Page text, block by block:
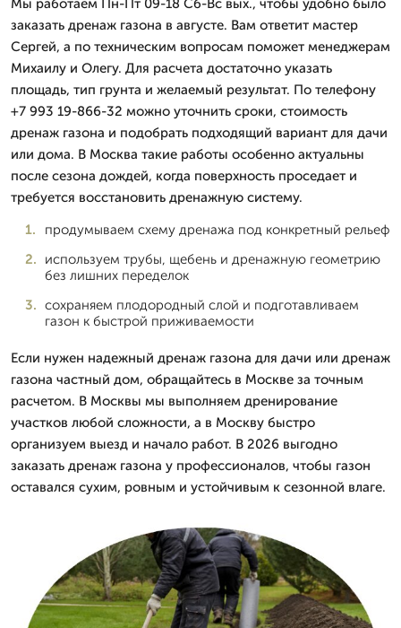
Мы работаем Пн-Пт 09-18 Сб-Вс вых., чтобы удобно было
заказать дренаж газона в августе. Вам ответит мастер
Сергей, а по техническим вопросам поможет менеджерам
Михаилу и Олегу. Для расчета достаточно указать
площадь, тип грунта и желаемый результат. По телефону
+7 993 19-866-32 можно уточнить сроки, стоимость
дренаж газона и подобрать подходящий вариант для дачи
или дома. В Москва такие работы особенно актуальны
после сезона дождей, когда поверхность проседает и
требуется восстановить дренажную систему.
продумываем схему дренажа под конкретный рельеф
используем трубы, щебень и дренажную геометрию
без лишних переделок
сохраняем плодородный слой и подготавливаем
газон к быстрой приживаемости
Если нужен надежный дренаж газона для дачи или дренаж
газона частный дом, обращайтесь в Москве за точным
расчетом. В Москвы мы выполняем дренирование
участков любой сложности, а в Москву быстро
организуем выезд и начало работ. В 2026 выгодно
заказать дренаж газона у профессионалов, чтобы газон
оставался сухим, ровным и устойчивым к сезонной влаге.